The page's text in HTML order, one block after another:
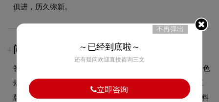
俱进，历久弥新。
4. 问：VI设计包含哪些物料？
答：VI设计包含基础系统（LOGO规范、标准色规范、辅助色
规范、标准字体规范）和应用系统（名片、信封、信纸、工
牌、纸杯、手提袋、PPT模板、员工胸牌等全套企业视觉物料
不再弹出
～已经到底啦～
还有疑问欢迎直接咨询三文
立即咨询